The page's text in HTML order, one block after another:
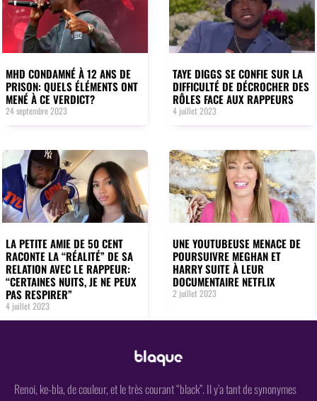
MHD CONDAMNÉ À 12 ANS DE
PRISON: QUELS ÉLÉMENTS ONT
MENÉ À CE VERDICT?
24 septembre 2023
TAYE DIGGS SE CONFIE SUR LA
DIFFICULTÉ DE DÉCROCHER DES
RÔLES FACE AUX RAPPEURS
4 juillet 2023
LA PETITE AMIE DE 50 CENT
RACONTE LA “RÉALITÉ” DE SA
RELATION AVEC LE RAPPEUR:
“CERTAINES NUITS, JE NE PEUX
PAS RESPIRER”
4 juillet 2023
UNE YOUTUBEUSE MENACE DE
POURSUIVRE MEGHAN ET
HARRY SUITE À LEUR
DOCUMENTAIRE NETFLIX
2 juillet 2023
Renoi, ke-bla, de couleur, et le très courant “black”. Il y’a tant de synonymes